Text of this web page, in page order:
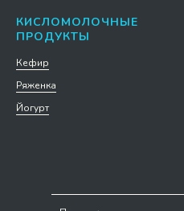
КИСЛОМОЛОЧНЫЕ
ПРОДУКТЫ
Кефир
Ряженка
Йогурт